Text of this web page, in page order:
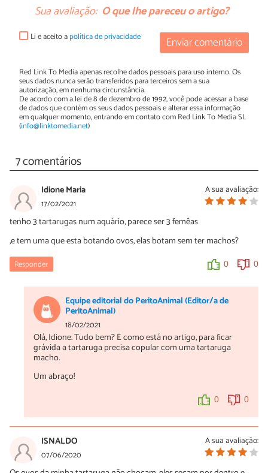
Sua avaliação: O que lhe pareceu o artigo?
Enviar comentário
Li e aceito apolítica de privacidade
Red Link To Media apenas recolhe dados pessoais para uso interno. Os
seus dados nunca serão transferidos para terceiros sem a sua
autorização, em nenhuma circunstância.
De acordo com a lei de 8 de dezembro de 1992, você pode acessar a base
de dados que contém os seus dados pessoais e alterar essa informação
em qualquer momento, entrando em contato com Red Link To Media SL
(info@linktomedia.net)
7 comentários
A sua avaliação:
Idione Maria
17/02/2021
tenho 3 tartarugas num aquário, parece ser 3 femêas
,e tem uma que esta botando ovos, elas botam sem ter machos?
Responder 0 0
Equipe editorial do PeritoAnimal (Editor/a de
PeritoAnimal)
18/02/2021
Olá, Idione. Tudo bem? É como está no artigo, para ficar
grávida a tartaruga precisa copular com uma tartaruga
macho.
Um abraço!
0 0
A sua avaliação:
ISNALDO
07/06/2020